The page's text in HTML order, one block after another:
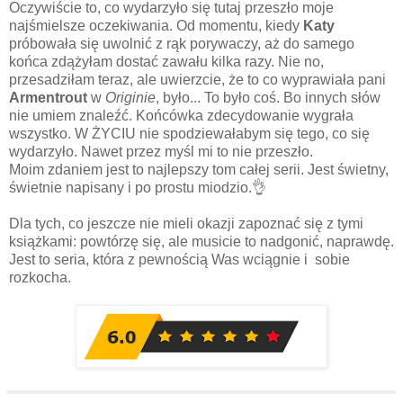
Oczywiście to, co wydarzyło się tutaj przeszło moje
najśmielsze oczekiwania. Od momentu, kiedy Katy
próbowała się uwolnić z rąk porywaczy, aż do samego
końca zdążyłam dostać zawału kilka razy. Nie no,
przesadziłam teraz, ale uwierzcie, że to co wyprawiała pani
Armentrout w Originie, było... To było coś. Bo innych słów
nie umiem znaleźć. Końcówka zdecydowanie wygrała
wszystko. W ŻYCIU nie spodziewałabym się tego, co się
wydarzyło. Nawet przez myśl mi to nie przeszło.
Moim zdaniem jest to najlepszy tom całej serii. Jest świetny,
świetnie napisany i po prostu miodzio.👌
Dla tych, co jeszcze nie mieli okazji zapoznać się z tymi
książkami: powtórzę się, ale musicie to nadgonić, naprawdę.
Jest to seria, która z pewnością Was wciągnie i sobie
rozkocha.